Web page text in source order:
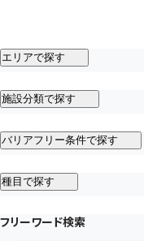
エリアで探す
施設分類で探す
バリアフリー条件で探す
種目で探す
フリーワード検索